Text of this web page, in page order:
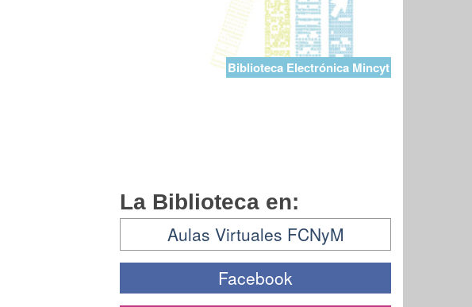
Biblioteca Electrónica Mincyt
La Biblioteca en:
Aulas Virtuales FCNyM
Facebook